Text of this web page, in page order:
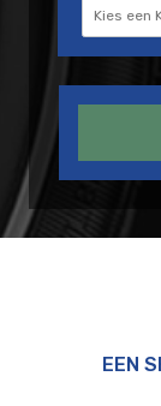
EEN